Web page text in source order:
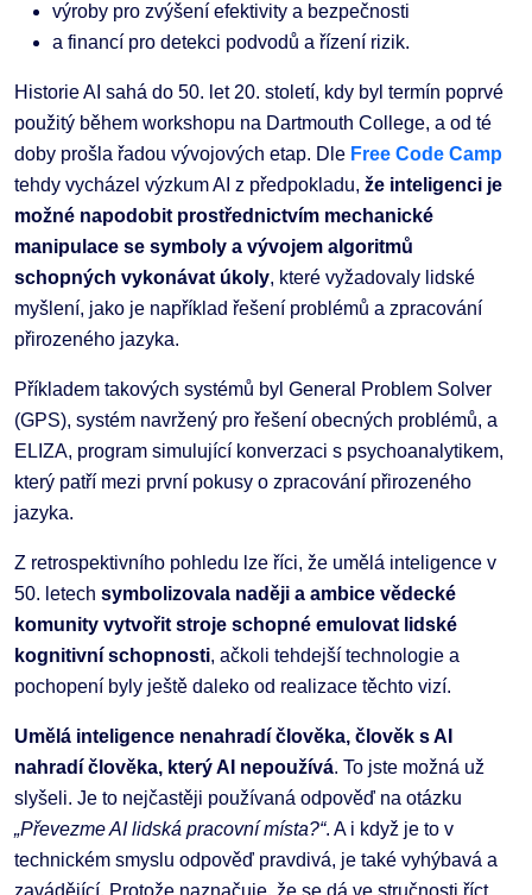
výroby pro zvýšení efektivity a bezpečnosti
a financí pro detekci podvodů a řízení rizik.
Historie AI sahá do 50. let 20. století, kdy byl termín poprvé
použitý během workshopu na Dartmouth College, a od té
doby prošla řadou vývojových etap​. Dle Free Code Camp
tehdy vycházel výzkum AI z předpokladu, že inteligenci je
možné napodobit prostřednictvím mechanické
manipulace se symboly a vývojem algoritmů
schopných vykonávat úkoly, které vyžadovaly lidské
myšlení, jako je například řešení problémů a zpracování
přirozeného jazyka.
Příkladem takových systémů byl General Problem Solver
(GPS), systém navržený pro řešení obecných problémů, a
ELIZA, program simulující konverzaci s psychoanalytikem,
který patří mezi první pokusy o zpracování přirozeného
jazyka.
Z retrospektivního pohledu lze říci, že umělá inteligence v
50. letech symbolizovala naději a ambice vědecké
komunity vytvořit stroje schopné emulovat lidské
kognitivní schopnosti, ačkoli tehdejší technologie a
pochopení byly ještě daleko od realizace těchto vizí.
Umělá inteligence nenahradí člověka, člověk s AI
nahradí člověka, který AI nepoužívá. To jste možná už
slyšeli. Je to nejčastěji používaná odpověď na otázku
„Převezme AI lidská pracovní místa?“. A i když je to v
technickém smyslu odpověď pravdivá, je také vyhýbavá a